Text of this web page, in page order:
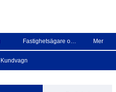
Fastighetsägare och BRF Mer
Kundvagn